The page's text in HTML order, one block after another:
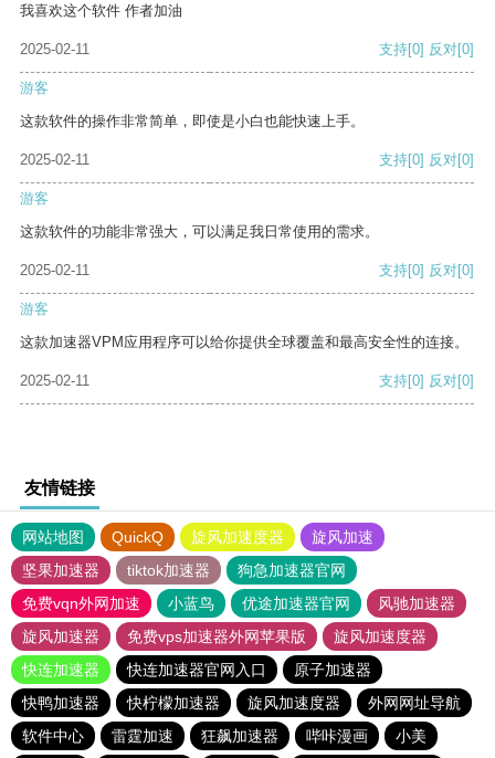
我喜欢这个软件 作者加油
2025-02-11 支持[0] 反对[0]
游客
这款软件的操作非常简单，即使是小白也能快速上手。
2025-02-11 支持[0] 反对[0]
游客
这款软件的功能非常强大，可以满足我日常使用的需求。
2025-02-11 支持[0] 反对[0]
游客
这款加速器VPM应用程序可以给你提供全球覆盖和最高安全性的连接。
2025-02-11 支持[0] 反对[0]
友情链接
网站地图 QuickQ 旋风加速度器
旋风加速
坚果加速器
tiktok加速器
狗急加速器官网
免费vqn外网加速
小蓝鸟 优途加速器官网
风驰加速器
旋风加速器
免费vps加速器外网苹果版
旋风加速度器
快连加速器
快连加速器官网入口
原子加速器
快鸭加速器
快柠檬加速器 旋风加速度器
外网网址导航
软件中心
雷霆加速 狂飙加速器 哔咔漫画 小美